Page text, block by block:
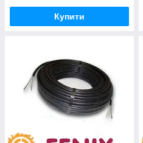
Купити